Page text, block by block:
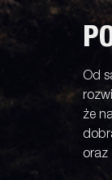
Od
że
oraz